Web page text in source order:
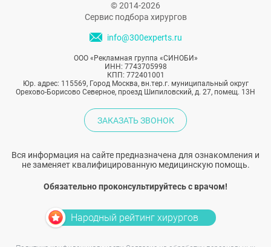
© 2014-2026
Сервис подбора хирургов
info@300experts.ru
ООО «Рекламная группа «СИНОБИ»
ИНН: 7743705998
КПП: 772401001
Юр. адрес: 115569, Город Москва, вн.тер.г. муниципальный округ
Орехово-Борисово Северное, проезд Шипиловский, д. 27, помещ. 13Н
ЗАКАЗАТЬ ЗВОНОК
Вся информация на сайте предназначена для ознакомления и
не заменяет квалифицированную медицинскую помощь.
Обязательно проконсультируйтесь с врачом!
Народный рейтинг хирургов